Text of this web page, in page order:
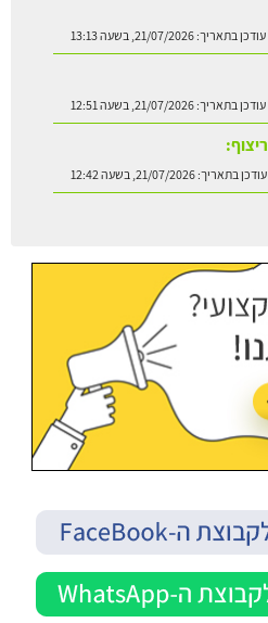
עודכן בתאריך:21/07/2026, בשעה 12:51
עודכן בתאריך:21/07/2026, בשעה 12:42
עודכן בתאריך:21/07/2026, בשעה 13:24